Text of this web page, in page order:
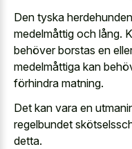
Den tyska
medelmåttig och lång.
behöver borstas en
medelmåttiga kan
förhindra matning.
Det kan vara en
regelbundet
detta.